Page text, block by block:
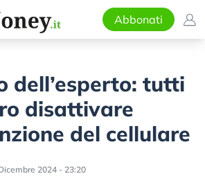
Abbonati
dell’esperto: tutti
disattivare
del cellulare
2024 - 23:20